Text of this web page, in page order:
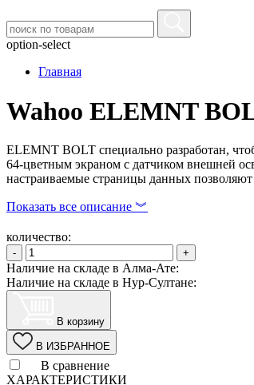
option-select
Главная
Wahoo ELEMNT
ELEMNT BOLT специально разработан,
64-цветным экраном с датчиком внешней
настраиваемые страницы данных
Показать все описание ︾
количество:
- +
Наличие на складе в Алма-Ате:
Наличие на складе в Нур-Султане:
В корзину
В ИЗБРАННОЕ
В сравнение
ХАРАКТЕРИСТИКИ